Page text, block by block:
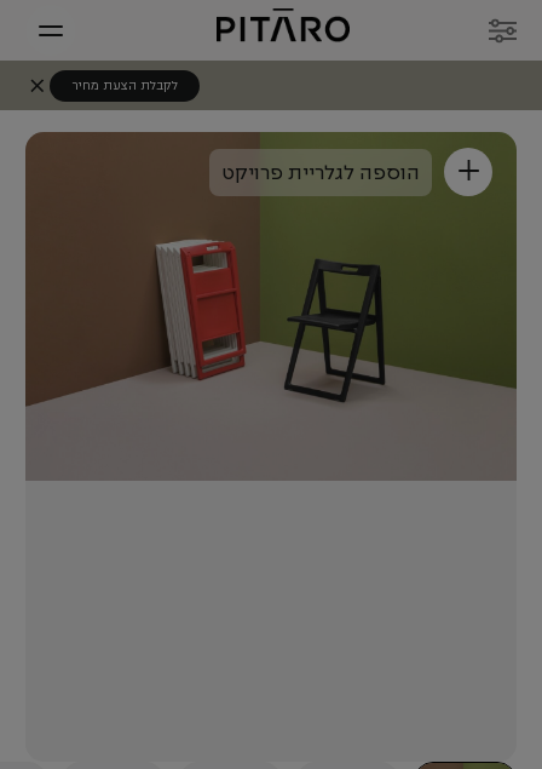
לקבלת הצעת מחיר
+ הוספה לגלריית פרויקט